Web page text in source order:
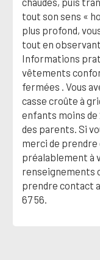
tout son sens «
plus profond,
tout en
Informations
vêtements
fermées . Vous
casse croûte à
enfants moins de
des parents. Si
merci de
préalablement à
renseignements
prendre contact
67 56.